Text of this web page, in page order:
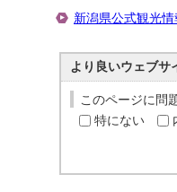
新潟県公式観光
より良いウェブサ
このページに問
特にない